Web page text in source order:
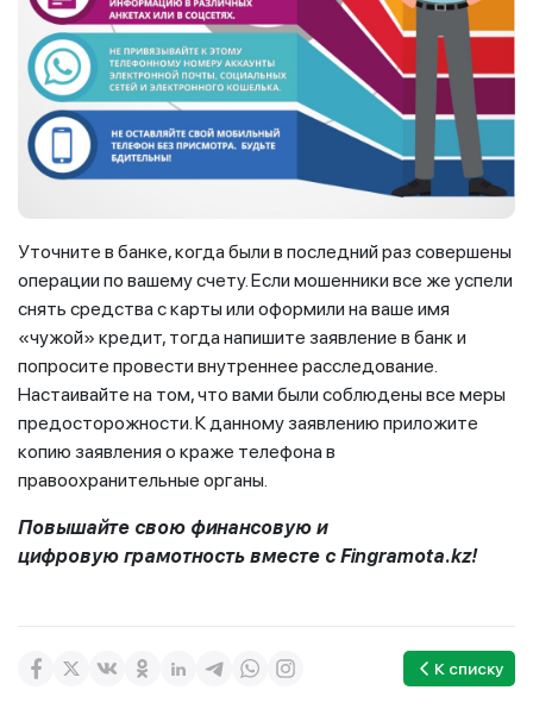
Уточните в банке, когда были в последний раз совершены
операции по вашему счету. Если мошенники все же успели
снять средства с карты или оформили на ваше имя
«чужой» кредит, тогда напишите заявление в банк и
попросите провести внутреннее расследование.
Настаивайте на том, что вами были соблюдены все меры
предосторожности. К данному заявлению приложите
копию заявления о краже телефона в
правоохранительные органы.
Повышайте свою финансовую и
цифровую грамотность вместе сFingramota.kz!
К списку